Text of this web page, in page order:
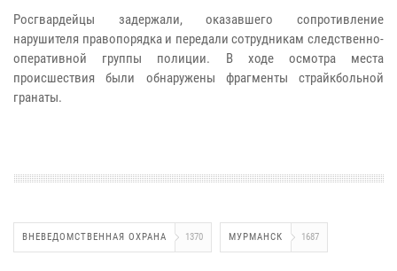
Росгвардейцы задержали, оказавшего сопротивление
нарушителя правопорядка и передали сотрудникам следственно-
оперативной группы полиции. В ходе осмотра места
происшествия были обнаружены фрагменты страйкбольной
гранаты.
ВНЕВЕДОМСТВЕННАЯ ОХРАНА 1370 МУРМАНСК 1687